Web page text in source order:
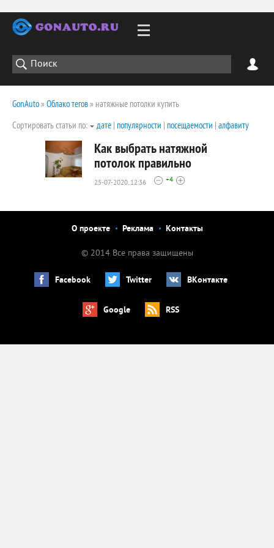
GonAuto» Облако тегов» натяжные потолки купить
Сортировать статьи по:
дате | популярности | посещаемости | алфавиту
Как выбрать натяжной
потолок правильно
25-07-2020, 12:36 +4
О проекте Реклама Контакты
© 2014 Все права защищены
Facebook Twitter ВКонтакте
Google RSS